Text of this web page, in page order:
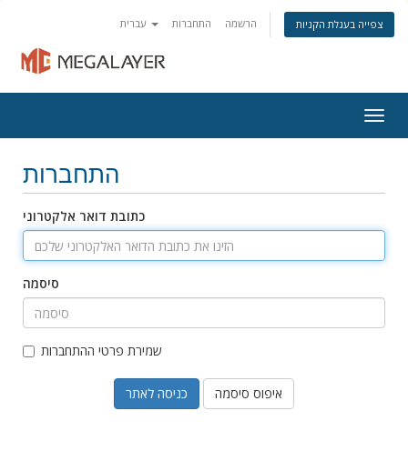
התחברות הרשמה צפייה בעגלת הקניות
התחברות
כתובת דואר אלקטרוני
סיסמה
שמירת פרטי ההתחברות
איפוס סיסמה